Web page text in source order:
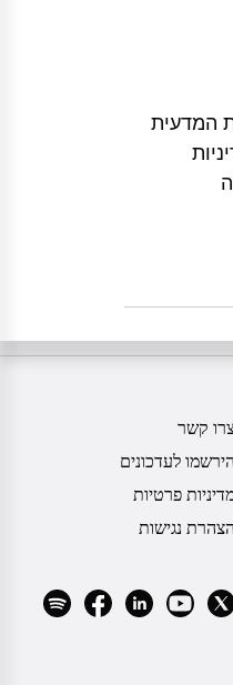
המדעית
קשר
הירשמו לעדכונים
פרטיות
הצהרת נגישות